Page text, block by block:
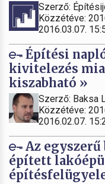
Szerző:
Közzétéve:
2016.03.07.
Építési
kivitelezés
kiszabható »
Szerző: Baksa
Közzétéve:
2016.02.07.
Az
épített